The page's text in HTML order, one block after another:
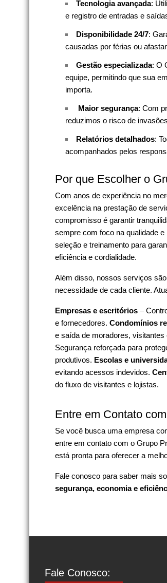
Tecnologia avançada:
e registro de entradas e
Disponibilidade 24/7:
causadas por férias ou
Gestão especializada: O
equipe, permitindo que sua
importa.
Maior segurança: Com
reduzimos o risco de
Relatórios detalhados:
acompanhados pelos
Por que Escolher o
Com anos de experiência no
excelência na prestação de
compromisso é garantir
sempre com foco na qualidade
seleção e treinamento para
eficiência e cordialidade.
Além disso, nossos serviços
necessidade de cada cliente.
Empresas e escritórios –
e fornecedores. Condomínios
e saída de moradores,
Segurança reforçada para
produtivos. Escolas e
evitando acessos indevidos.
do fluxo de visitantes e lojistas.
Entre em Contato
Se você busca uma empresa
entre em contato com o Grupo
está pronta para oferecer a
Fale conosco para saber mais
segurança, economia e
Fale Conosco: